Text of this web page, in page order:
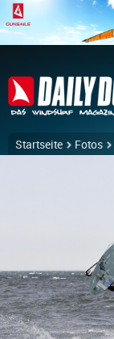
Startseite Fotos